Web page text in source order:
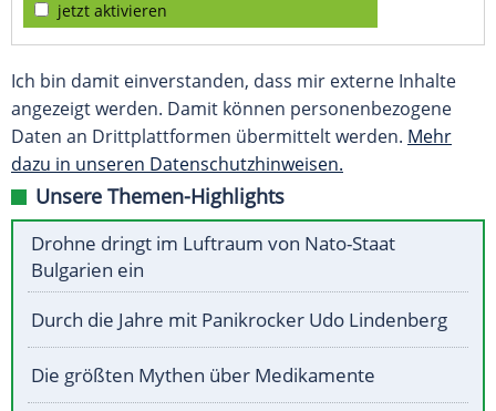
jetzt aktivieren
Ich bin damit einverstanden, dass mir externe Inhalte
angezeigt werden. Damit können personenbezogene
Daten an Drittplattformen übermittelt werden. Mehr
dazu in unseren Datenschutzhinweisen.
Unsere Themen-Highlights
Drohne dringt im Luftraum von Nato-Staat
Bulgarien ein
Durch die Jahre mit Panikrocker Udo Lindenberg
Die größten Mythen über Medikamente